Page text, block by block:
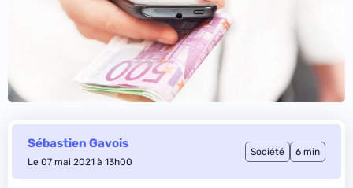
Sébastien Gavois
Le 07 mai 2021 à 13h00
Société 6 min